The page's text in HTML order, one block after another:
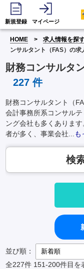
新規登録 マイページ
HOME 求人情報を探
ンサルタント（FAS）の求
財務コンサルタ
227件
財務コンサルタント（
会計事務所系コンサル
ング会社も多くありま
者が多く、事業会社...
も
検
並び順：
全227件 151-200件目を